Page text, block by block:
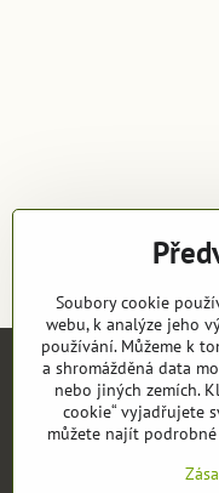
Objednávky
Soubory cookie
webu, k analýze jeho
používání. Můžeme k
a shromážděná data
nebo jiných zemích.
cookie“ vyjadřujete
můžete najít